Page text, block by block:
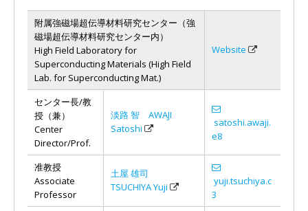
附属強磁場超伝導材料研究センター（強
磁場超伝導材料研究センター内）
High Field Laboratory for
Superconducting Materials (High Field
Lab. for Superconducting Mat.)
Website
センター長/教
授（兼）
Center
Director/Prof.
淡路 智 AWAJI
Satoshi
satoshi.awaji.
e8
准教授
Associate
Professor
土屋 雄司
TSUCHIYA Yuji
yuji.tsuchiya.c
3